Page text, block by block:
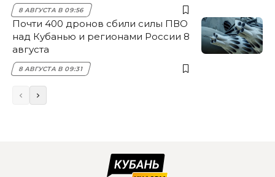
8 АВГУСТА В 09:56
Почти 400 дронов сбили силы ПВО
над Кубанью и регионами России 8
августа
8 АВГУСТА В 09:31